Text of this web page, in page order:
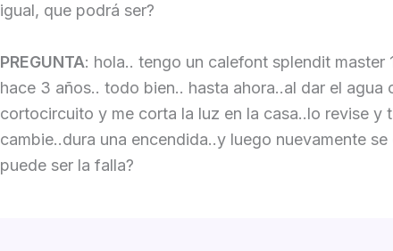
igual, que podrá ser?
PREGUNTA: hola.. tengo un calefont splendit master
hace 3 años.. todo bien.. hasta ahora..al dar el agua
cortocircuito y me corta la luz en la casa..lo revise y
cambie..dura una encendida..y luego nuevamente
puede ser la falla?